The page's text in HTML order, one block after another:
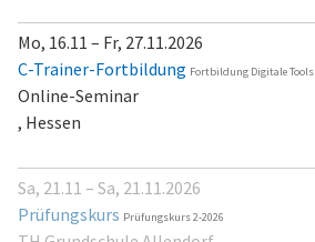
Mo, 16.11 – Fr, 27.11.2026
C-Trainer-Fortbildung Fortbildung Digitale Tools
Online-Seminar
, Hessen
Sa, 21.11 – Sa, 21.11.2026
Prüfungskurs Prüfungskurs 2-2026